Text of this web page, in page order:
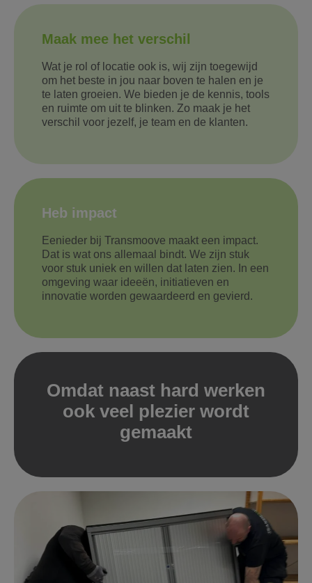
Maak mee het verschil
Wat je rol of locatie ook is, wij zijn toegewijd
om het beste in jou naar boven te halen en je
te laten groeien. We bieden je de kennis, tools
en ruimte om uit te blinken. Zo maak je het
verschil voor jezelf, je team en de klanten.
Heb impact
Eenieder bij Transmoove maakt een impact.
Dat is wat ons allemaal bindt. We zijn stuk
voor stuk uniek en willen dat laten zien. In een
omgeving waar ideeën, initiatieven en
innovatie worden gewaardeerd en gevierd.
Omdat naast hard werken
ook veel plezier wordt
gemaakt